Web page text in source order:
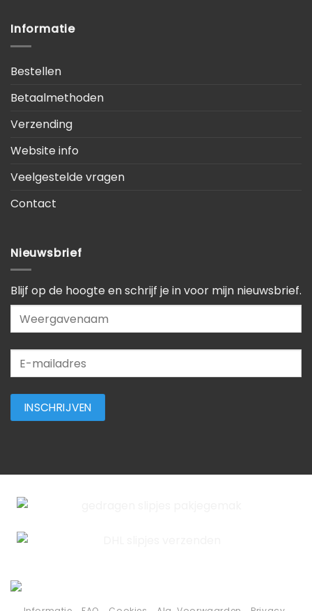
Informatie
Bestellen
Betaalmethoden
Verzending
Website info
Veelgestelde vragen
Contact
Nieuwsbrief
Blijf op de hoogte en schrijf je in voor mijn nieuwsbrief.